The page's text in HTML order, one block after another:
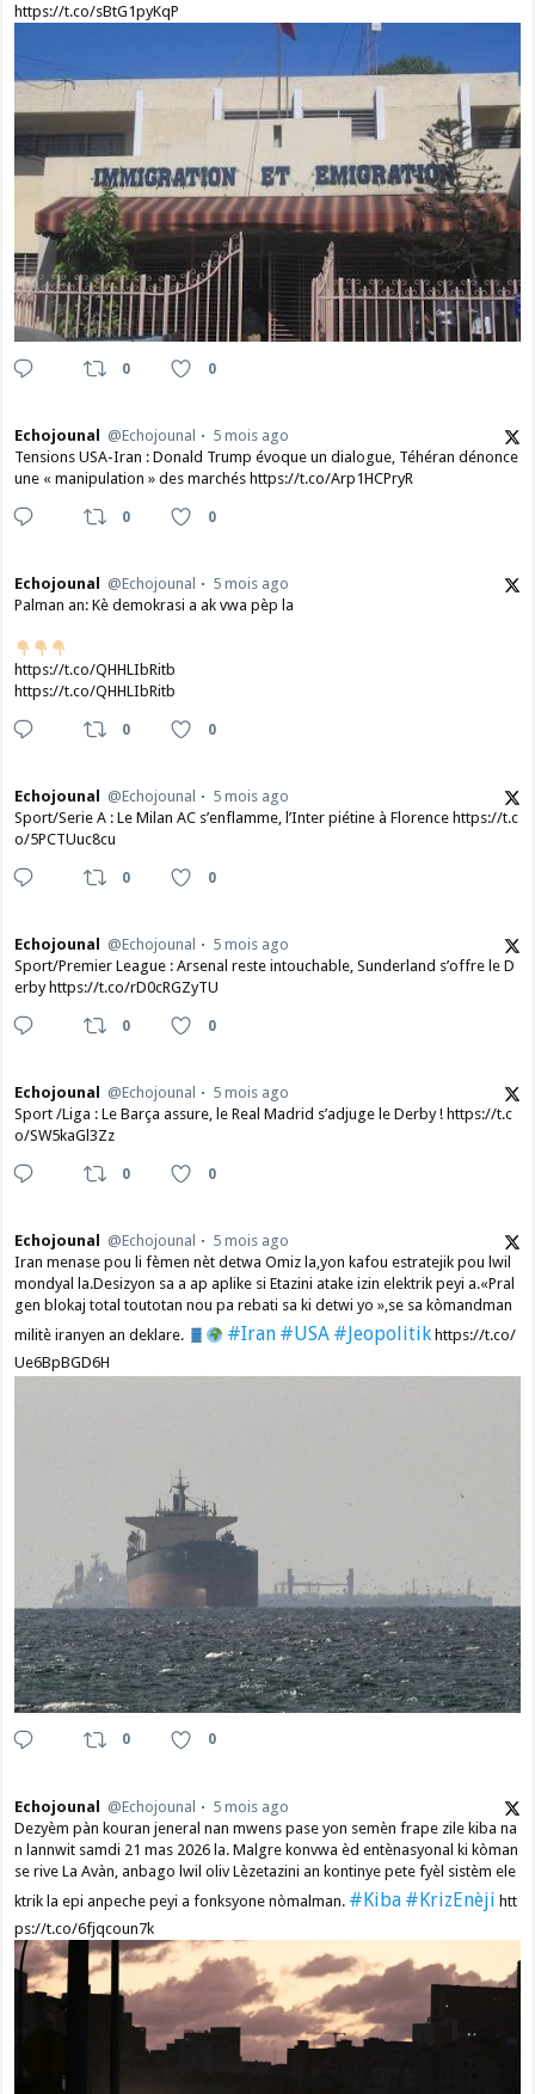
https://t.co/sBtG1pyKqP
0 0
Echojounal @Echojounal
5 mois ago
Tensions USA-Iran : Donald Trump évoque un dialogue, Téhéran dénonce
une « manipulation » des marchés https://t.co/Arp1HCPryR
0 0
Echojounal @Echojounal
5 mois ago
Palman an: Kè demokrasi a ak vwa pèp la
https://t.co/QHHLIbRitb
https://t.co/QHHLIbRitb
0 0
Echojounal @Echojounal
5 mois ago
Sport/Serie A : Le Milan AC s’enflamme, l’Inter piétine à Florence https://t.c
o/5PCTUuc8cu
0 0
Echojounal @Echojounal
5 mois ago
Sport/Premier League : Arsenal reste intouchable, Sunderland s’offre le D
erby https://t.co/rD0cRGZyTU
0 0
Echojounal @Echojounal
5 mois ago
Sport /Liga : Le Barça assure, le Real Madrid s’adjuge le Derby ! https://t.c
o/SW5kaGl3Zz
0 0
Echojounal @Echojounal
5 mois ago
Iran menase pou li fèmen nèt detwa Omiz la,yon kafou estratejik pou lwil
mondyal la.Desizyon sa a ap aplike si Etazini atake izin elektrik peyi a.​«Pral
gen blokaj total toutotan nou pa rebati sa ki detwi yo »,se sa kòmandman
militè iranyen an deklare.
#Iran #USA #Jeopolitikhttps://t.co/
Ue6BpBGD6H
0 0
Echojounal @Echojounal
5 mois ago
Dezyèm pàn kouran jeneral nan mwens pase yon semèn frape zile kiba na
n lannwit samdi 21 mas 2026 la. Malgre konvwa èd entènasyonal ki kòman
se rive La Avàn, anbago lwil oliv Lèzetazini an kontinye pete fyèl sistèm ele
ktrik la epi anpeche peyi a fonksyone nòmalman. #Kiba #KrizEnèji htt
ps://t.co/6fjqcoun7k